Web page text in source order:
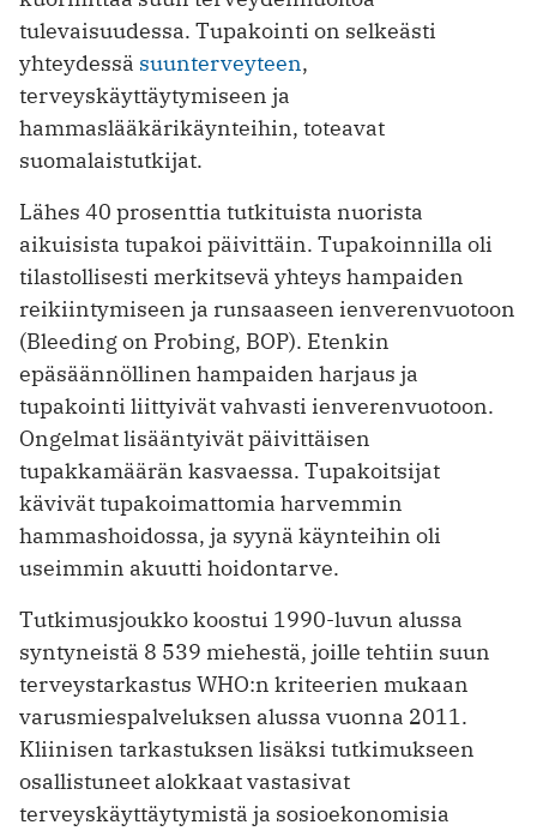
tulevaisuudessa. Tupakointi on selkeästi
yhteydessä suunterveyteen,
terveyskäyttäytymiseen ja
hammaslääkärikäynteihin, toteavat
suomalaistutkijat.
Lähes 40 prosenttia tutkituista nuorista
aikuisista tupakoi päivittäin. Tupakoinnilla oli
tilastollisesti merkitsevä yhteys hampaiden
reikiintymiseen ja runsaaseen ienverenvuotoon
(Bleeding on Probing, BOP). Etenkin
epäsäännöllinen hampaiden harjaus ja
tupakointi liittyivät vahvasti ienverenvuotoon.
Ongelmat lisääntyivät päivittäisen
tupakkamäärän kasvaessa. Tupakoitsijat
kävivät tupakoimattomia harvemmin
hammashoidossa, ja syynä käynteihin oli
useimmin akuutti hoidontarve.
Tutkimusjoukko koostui 1990-luvun alussa
syntyneistä 8 539 miehestä, joille tehtiin suun
terveystarkastus WHO:n kriteerien mukaan
varusmiespalveluksen alussa vuonna 2011.
Kliinisen tarkastuksen lisäksi tutkimukseen
osallistuneet alokkaat vastasivat
terveyskäyttäytymistä ja sosioekonomisia